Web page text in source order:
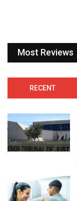
Most Reviews
RECENT